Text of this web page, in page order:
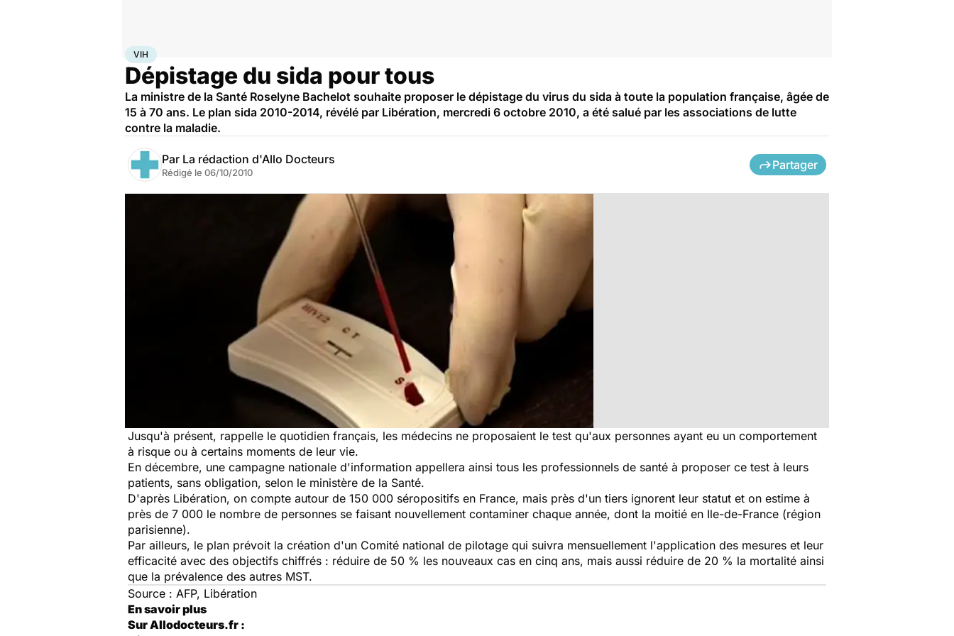
AccueilSanté
VIH
Dépistage du sida pour tous
La ministre de la Santé Roselyne Bachelot souhaite proposer le dépistage du virus du sida à toute la population française, âgée de
15 à 70 ans. Le plan sida 2010-2014, révélé par Libération, mercredi 6 octobre 2010, a été salué par les associations de lutte
contre la maladie.
Par La rédaction d'Allo Docteurs
Rédigé le 06/10/2010
Partager
Jusqu'à présent, rappelle le quotidien français, les médecins ne proposaient le test qu'aux personnes ayant eu un comportement
à risque ou à certains moments de leur vie.
En décembre, une campagne nationale d'information appellera ainsi tous les professionnels de santé à proposer ce test à leurs
patients, sans obligation, selon le ministère de la Santé.
D'après Libération, on compte autour de 150 000 séropositifs en France, mais près d'un tiers ignorent leur statut et on estime à
près de 7 000 le nombre de personnes se faisant nouvellement contaminer chaque année, dont la moitié en Ile-de-France (région
parisienne).
Par ailleurs, le plan prévoit la création d'un Comité national de pilotage qui suivra mensuellement l'application des mesures et leur
efficacité avec des objectifs chiffrés : réduire de 50 % les nouveaux cas en cinq ans, mais aussi réduire de 20 % la mortalité ainsi
que la prévalence des autres MST.
Source : AFP, Libération
En savoir plus
Sur Allodocteurs.fr :